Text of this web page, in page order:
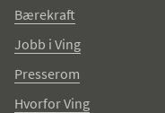
Bærekraft
Jobb i Ving
Presserom
Hvorfor Ving